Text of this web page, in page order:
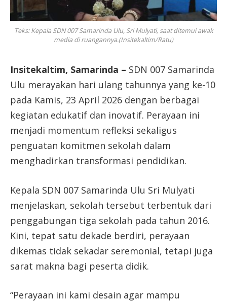
Teks: Kepala SDN 007 Samarinda Ulu, Sri Mulyati, saat ditemui awak
media di ruangannya.(Insitekaltim/Ratu)
Insitekaltim, Samarinda – SDN 007 Samarinda
Ulu merayakan hari ulang tahunnya yang ke-10
pada Kamis, 23 April 2026 dengan berbagai
kegiatan edukatif dan inovatif. Perayaan ini
menjadi momentum refleksi sekaligus
penguatan komitmen sekolah dalam
menghadirkan transformasi pendidikan.
Kepala SDN 007 Samarinda Ulu Sri Mulyati
menjelaskan, sekolah tersebut terbentuk dari
penggabungan tiga sekolah pada tahun 2016.
Kini, tepat satu dekade berdiri, perayaan
dikemas tidak sekadar seremonial, tetapi juga
sarat makna bagi peserta didik.
“Perayaan ini kami desain agar mampu